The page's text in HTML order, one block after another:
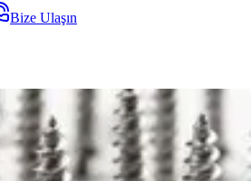
Bize Ulaşın